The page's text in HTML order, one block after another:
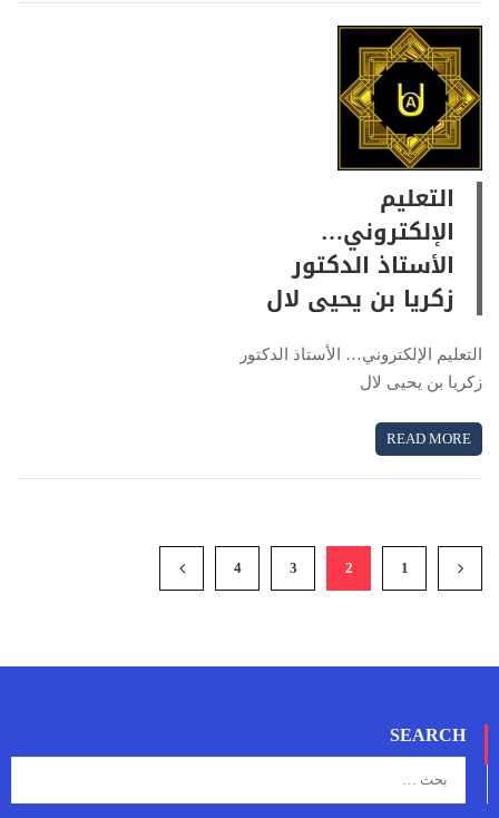
التعليم
الإلكتروني…
الأستاذ الدكتور
زكريا بن يحيى لال
التعليم الإلكتروني… الأستاذ الدكتور
زكريا بن يحيى لال
READ MORE
1
2
3
4
SEARCH